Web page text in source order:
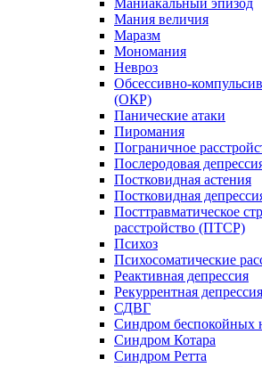
Маниакальный эпизод
Мания величия
Маразм
Мономания
Невроз
Обсессивно-
(ОКР)
Панические атаки
Пиромания
Пограничное
Послеродовая
Постковидная астения
Постковидная
Посттравматическое
расстройство (ПТСР)
Психоз
Психосоматические
Реактивная депрессия
Рекуррентная депрессия
СДВГ
Синдром беспокойных
Синдром Котара
Синдром Ретта